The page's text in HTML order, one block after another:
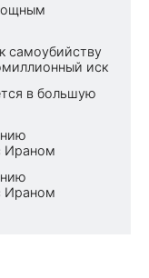
самоубийству
иск
в большую
Ираном
Ираном